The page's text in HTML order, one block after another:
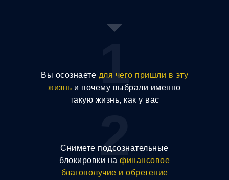
1
Вы осознаете для чего пришли в эту
жизнь и почему выбрали именно
такую жизнь, как у вас
2
Снимете подсознательные
блокировки на финансовое
благополучие и обретение